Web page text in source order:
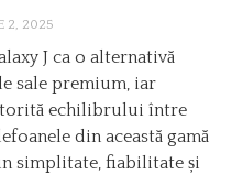
2, 2025
J ca o alternativă
sale premium, iar
echilibrului între
din această gamă
simplitate, fiabilitate și